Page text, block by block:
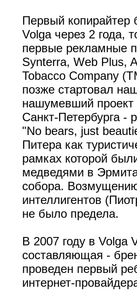
Первый копирайтер
Volga через 2 года,
первые рекламные
Synterra, Web Plus,
Tobacco Company
позже стартовал
нашумевший
Санкт-Петербурга -
"No bears, just
Питера как
рамках которой
медведями в
собора.
интеллигентов
не было предела.
В 2007 году в Volga
составляющая -
проведен первый
интернет-